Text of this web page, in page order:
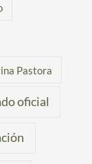
Pastora
oficial